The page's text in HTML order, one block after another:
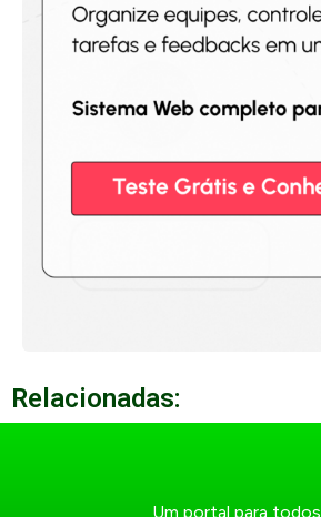
Relacionadas:
Um portal para todos